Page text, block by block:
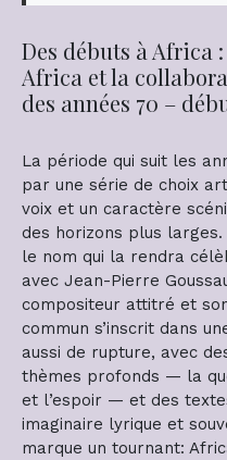
Des débuts à Africa
Africa et la
des années 70 –
La période qui suit les
par une série de choix
voix et un caractère
des horizons plus larges.
le nom qui la rendra
avec Jean-Pierre
compositeur attitré et
commun s’inscrit dans
aussi de rupture, avec
thèmes profonds — la
et l’espoir — et des
imaginaire lyrique et
marque un tournant: